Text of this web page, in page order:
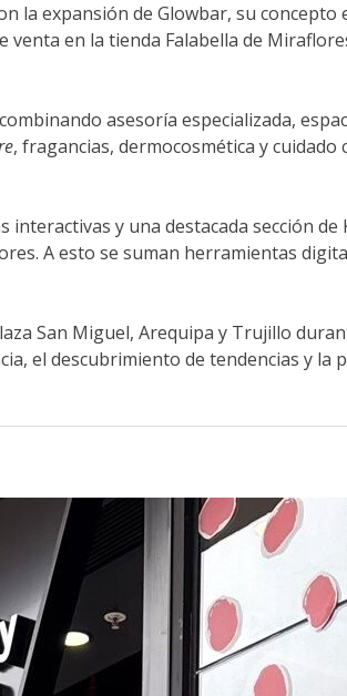
la expansión de Glowbar, su
en la tienda Falabella de
combinando asesoría especializada,
, fragancias, dermocosmética y
interactivas y una destacada sección
A esto se suman herramientas
San Miguel, Arequipa y Trujillo
el descubrimiento de tendencias y la